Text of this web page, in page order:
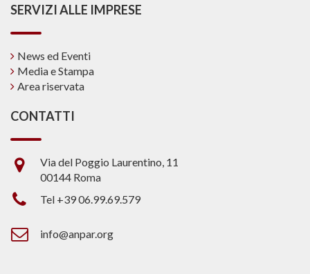
SERVIZI ALLE IMPRESE
News ed Eventi
Media e Stampa
Area riservata
CONTATTI
Via del Poggio Laurentino, 11
00144 Roma
Tel +39 06.99.69.579
info@anpar.org